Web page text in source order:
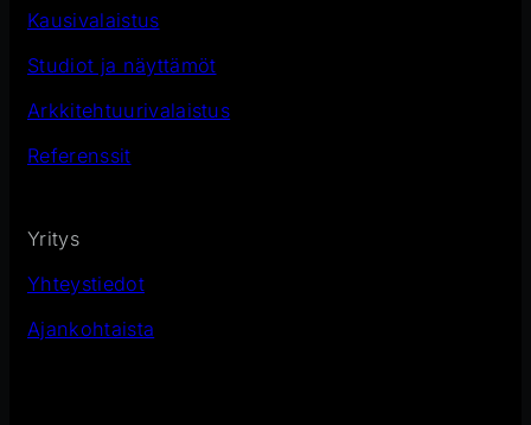
Kausivalaistus
Studiot ja näyttämöt
Arkkitehtuurivalaistus
Referenssit
Yritys
Yhteystiedot
Ajankohtaista